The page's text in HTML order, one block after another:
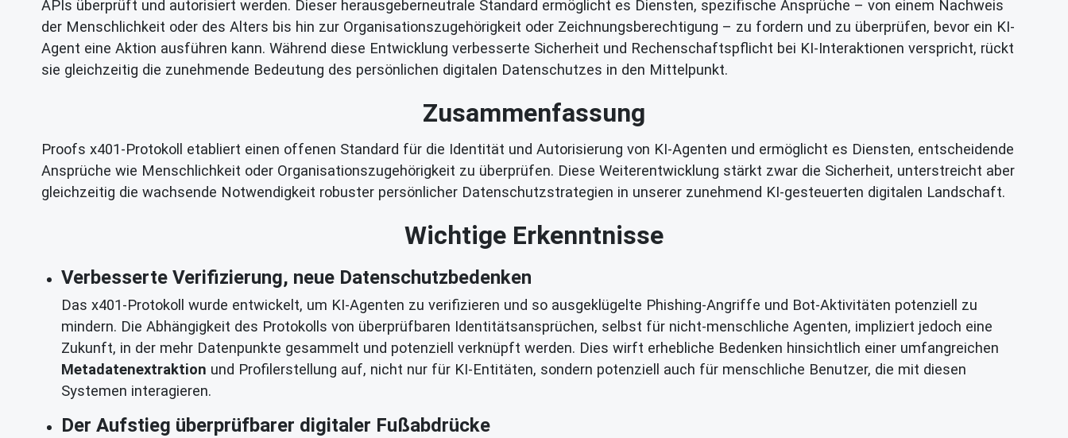
APIs überprüft und autorisiert werden. Dieser herausgeberneutrale Standard ermöglicht es Diensten, spezifische Ansprüche – von einem Nachweis
der Menschlichkeit oder des Alters bis hin zur Organisationszugehörigkeit oder Zeichnungsberechtigung – zu fordern und zu überprüfen, bevor ein KI-
Agent eine Aktion ausführen kann. Während diese Entwicklung verbesserte Sicherheit und Rechenschaftspflicht bei KI-Interaktionen verspricht, rückt
sie gleichzeitig die zunehmende Bedeutung des persönlichen digitalen Datenschutzes in den Mittelpunkt.
Zusammenfassung
Proofs x401-Protokoll etabliert einen offenen Standard für die Identität und Autorisierung von KI-Agenten und ermöglicht es Diensten, entscheidende
Ansprüche wie Menschlichkeit oder Organisationszugehörigkeit zu überprüfen. Diese Weiterentwicklung stärkt zwar die Sicherheit, unterstreicht aber
gleichzeitig die wachsende Notwendigkeit robuster persönlicher Datenschutzstrategien in unserer zunehmend KI-gesteuerten digitalen Landschaft.
Wichtige Erkenntnisse
Verbesserte Verifizierung, neue Datenschutzbedenken
Das x401-Protokoll wurde entwickelt, um KI-Agenten zu verifizieren und so ausgeklügelte Phishing-Angriffe und Bot-Aktivitäten potenziell zu
mindern. Die Abhängigkeit des Protokolls von überprüfbaren Identitätsansprüchen, selbst für nicht-menschliche Agenten, impliziert jedoch eine
Zukunft, in der mehr Datenpunkte gesammelt und potenziell verknüpft werden. Dies wirft erhebliche Bedenken hinsichtlich einer umfangreichen
Metadatenextraktion und Profilerstellung auf, nicht nur für KI-Entitäten, sondern potenziell auch für menschliche Benutzer, die mit diesen
Systemen interagieren.
Der Aufstieg überprüfbarer digitaler Fußabdrücke